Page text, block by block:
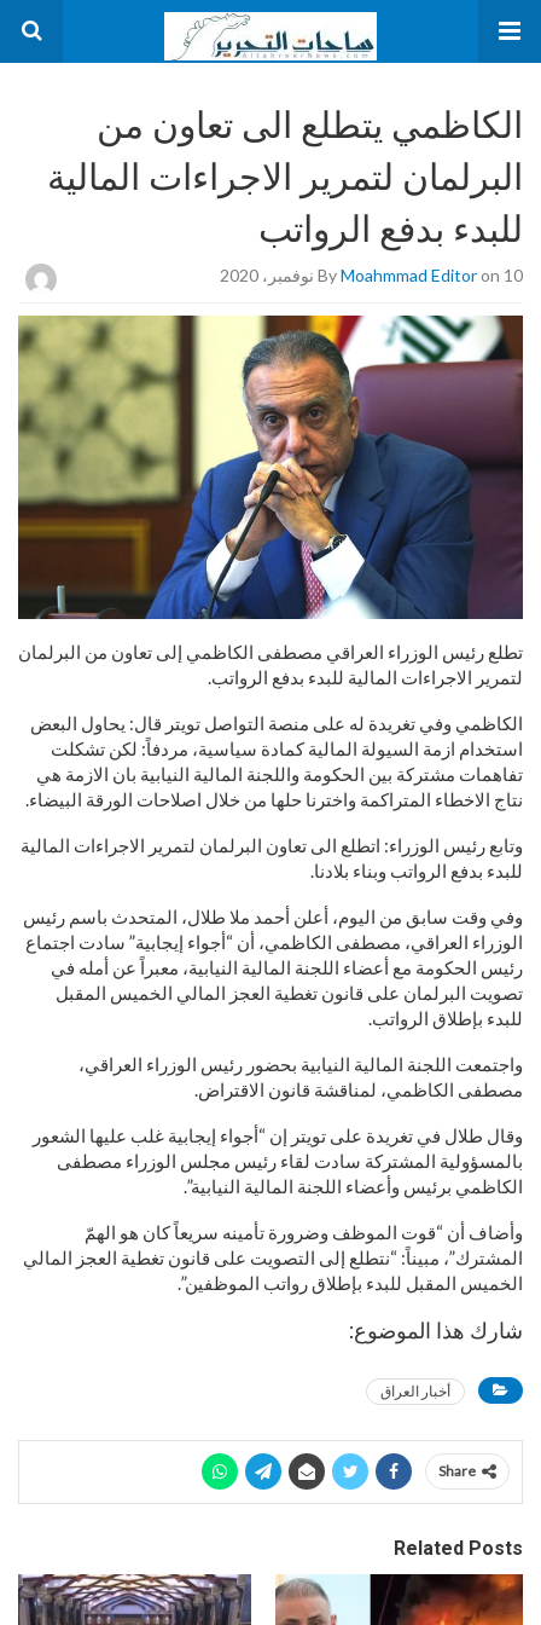
الكاظمي يتطلع الى تعاون من
البرلمان لتمرير الاجراءات المالية
للبدء بدفع الرواتب
ByMoahmmad Editoron 10 نوفمبر، 2020
تطلع رئيس الوزراء العراقي مصطفى الكاظمي إلى تعاون من البرلمان
لتمرير الاجراءات المالية للبدء بدفع الرواتب.
الكاظمي وفي تغريدة له على منصة التواصل تويتر قال: يحاول البعض
استخدام ازمة السيولة المالية كمادة سياسية، مردفاً: لكن تشكلت
تفاهمات مشتركة بين الحكومة واللجنة المالية النيابية بان الازمة هي
نتاج الاخطاء المتراكمة واخترنا حلها من خلال اصلاحات الورقة البيضاء.
وتابع رئيس الوزراء: اتطلع الى تعاون البرلمان لتمرير الاجراءات المالية
للبدء بدفع الرواتب وبناء بلادنا.
وفي وقت سابق من اليوم، أعلن أحمد ملا طلال، المتحدث باسم رئيس
الوزراء العراقي، مصطفى الكاظمي، أن “أجواء إيجابية” سادت اجتماع
رئيس الحكومة مع أعضاء اللجنة المالية النيابية، معبراً عن أمله في
تصويت البرلمان على قانون تغطية العجز المالي الخميس المقبل
للبدء بإطلاق الرواتب.
واجتمعت اللجنة المالية النيابية بحضور رئيس الوزراء العراقي،
مصطفى الكاظمي، لمناقشة قانون الاقتراض.
وقال طلال في تغريدة على تويتر إن “أجواء إيجابية غلب عليها الشعور
بالمسؤولية المشتركة سادت لقاء رئيس مجلس الوزراء مصطفى
الكاظمي برئيس وأعضاء اللجنة المالية النيابية”.
وأضاف أن “قوت الموظف وضرورة تأمينه سريعاً كان هو الهمّ
المشترك”، مبيناً: “نتطلع إلى التصويت على قانون تغطية العجز المالي
الخميس المقبل للبدء بإطلاق رواتب الموظفين”.
شارك هذا الموضوع:
أخبار العراق
Share
Related Posts